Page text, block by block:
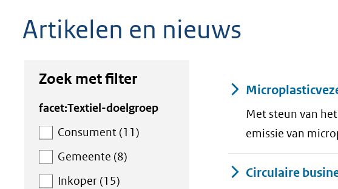
Artikelen en nieuws
Zoek met filter
Zoek
met
facet:Textiel-doelgroep
Consument (11)
Gemeente (8)
Inkoper (15)
Resultaten
Met steun van
emissie van
Circulaire